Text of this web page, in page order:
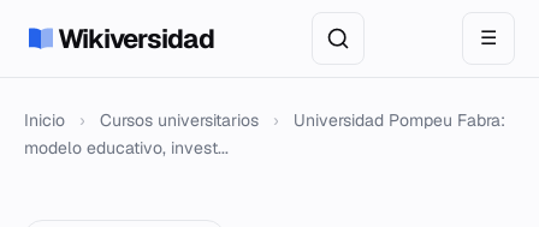
Wikiversidad ☰
Inicio › Cursos universitarios ›
Universidad Pompeu Fabra:
modelo educativo, invest...